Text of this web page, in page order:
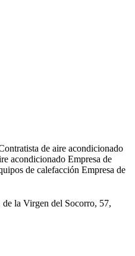
de aire acondicionado
acondicionado Empresa de
de calefacción Empresa de
la Virgen del Socorro, 57,